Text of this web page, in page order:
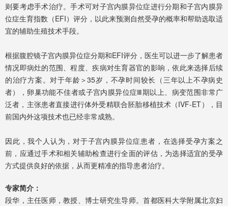
则要考虑手术治疗。手术可对子宫内膜异位症进行分期和子宫内膜异
位症生育指数（EFI）评分，以此来预测自然受孕的概率和帮助选取适
宜的辅助生殖技术手段。
根据腹腔镜子宫内膜异位症分期和EFI评分，医生可以进一步了解患者
情况即病灶的范围、程度、疾病对生育器官的影响，依此来选择后续
的治疗方案。对于年龄＞35岁，不孕时间较长（三年以上不孕病史
者），卵巢功能不佳者或子宫内膜异位症Ⅲ期以上、病变范围非常广
泛者，主张患者直接进行体外受精联合胚胎移植技术（IVF-ET），目
前国内外这项技术也已经非常成熟。
因此，我个人认为，对于子宫内膜异位症患者，在选择受孕方案之
前，应通过手术和相关辅助检查进行全面的评估，为选择适宜的受孕
方式提供良好的依据，从而更精准的指导患者治疗。
专家简介：
段华，主任医师，教授、博士研究生导师。首都医科大学附属北京妇